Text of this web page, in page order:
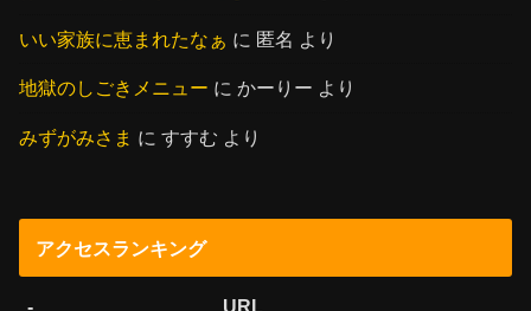
いい家族に恵まれたなぁ に 匿名 より
地獄のしごきメニュー にかーりー より
みずがみさま にすすむ より
アクセスランキング
-
URL